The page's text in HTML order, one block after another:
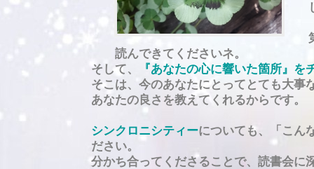
し
第
読んできてくださいネ。
そして、
『あなたの心に響いた箇所』を
そこは、今のあなたにとってとても大事
あなたの良さを教えてくれるからです。
シンクロニシティーについても、「こん
ださい。
分かち合ってくださることで、読書会に